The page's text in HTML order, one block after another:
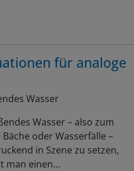
für analoge
Wasser
Wasser – also zum
Bäche oder Wasserfälle –
in Szene zu setzen,
man einen…